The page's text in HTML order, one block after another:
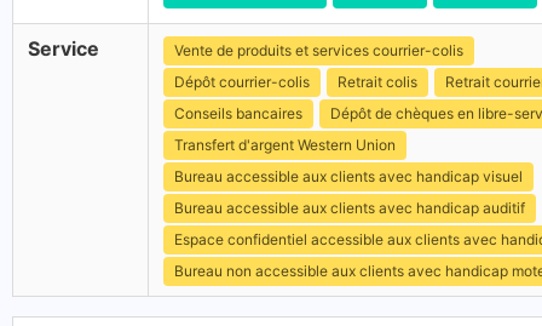
Service
Vente de produits et services courrier-colis
Dépôt courrier-colis
Retrait colis
Retrait
Conseils bancaires
Dépôt de chèques en libre-
Transfert d'argent Western Union
Bureau accessible aux clients avec handicap visuel
Bureau accessible aux clients avec handicap auditif
Espace confidentiel accessible aux clients avec
Bureau non accessible aux clients avec handicap